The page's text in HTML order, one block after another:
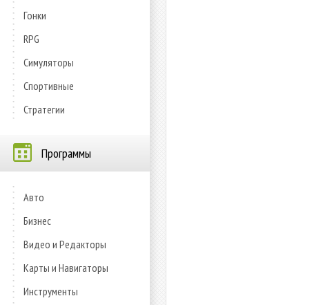
Гонки
RPG
Симуляторы
Спортивные
Стратегии
Программы
Авто
Бизнес
Видео и Редакторы
Карты и Навигаторы
Инструменты